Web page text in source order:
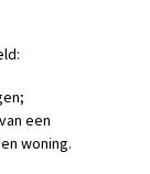
een
woning.